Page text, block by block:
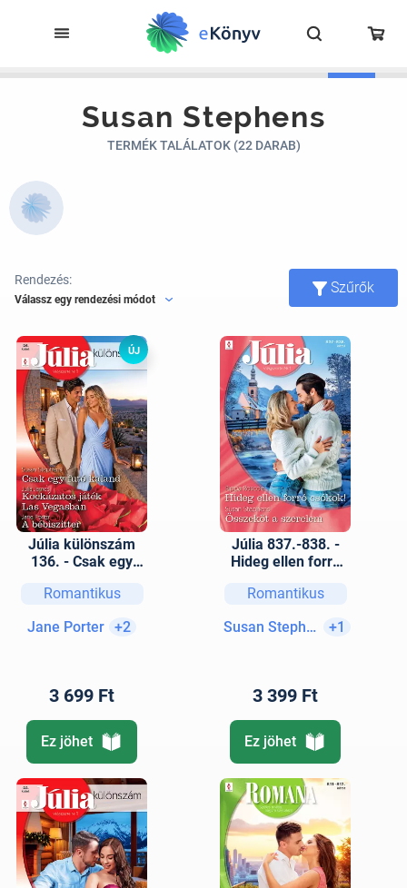
Susan Stephens
TERMÉK TALÁLATOK (22 DARAB)
Rendezés:
Válassz egy rendezési módot
Szűrők
ÚJ
Júlia különszám
136. - Csak egy
Kockázatos játék
bébiszitter
Romantikus
Jane Porter +2
3 699 Ft
Ez jöhet
Júlia 837.-838. -
Hideg ellen forró
szerelem
Romantikus
Susan Stephens+1
3 399 Ft
Ez jöhet